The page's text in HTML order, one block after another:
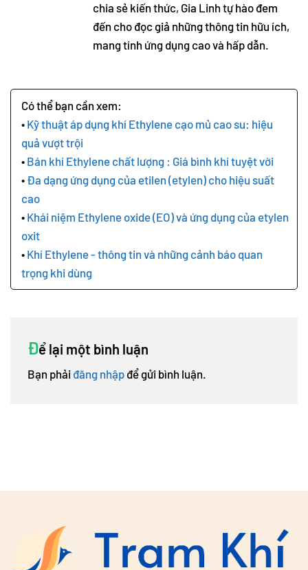
chia sẻ kiến thức, Gia Linh tự hào đem
đến cho đọc giả những thông tin hữu ích,
mang tính ứng dụng cao và hấp dẫn.
Kỹ thuật áp dụng khí Ethylene cạo mủ cao su: hiệu
quả vượt trội
Bán khí Ethylene chất lượng : Giá bình khí tuyệt vời
Đa dạng ứng dụng của etilen (etylen) cho hiệu suất
cao
Khái niệm Ethylene oxide (EO) và ứng dụng của etylen
oxit
Khí Ethylene - thông tin và những cảnh báo quan
trọng khi dùng
Để lại một bình luận
Bạn phải đăng nhập để gửi bình luận.